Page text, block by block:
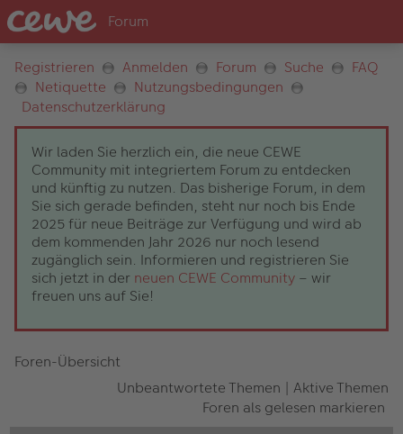
Registrieren Anmelden Forum Suche
FAQ
Netiquette
Nutzungsbedingungen
Datenschutzerklärung
Wir laden Sie herzlich ein, die neue CEWE
Community mit integriertem Forum zu entdecken
und künftig zu nutzen. Das bisherige Forum, in dem
Sie sich gerade befinden, steht nur noch bis Ende
2025 für neue Beiträge zur Verfügung und wird ab
dem kommenden Jahr 2026 nur noch lesend
zugänglich sein. Informieren und registrieren Sie
sich jetzt in der neuen CEWE Community – wir
freuen uns auf Sie!
Foren-Übersicht
Unbeantwortete Themen | Aktive Themen
Foren als gelesen markieren